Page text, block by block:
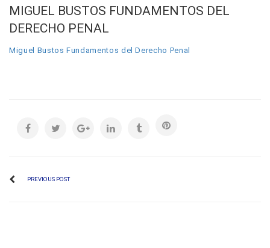
MIGUEL BUSTOS FUNDAMENTOS DEL
DERECHO PENAL
Miguel Bustos Fundamentos del Derecho Penal
PREVIOUS POST